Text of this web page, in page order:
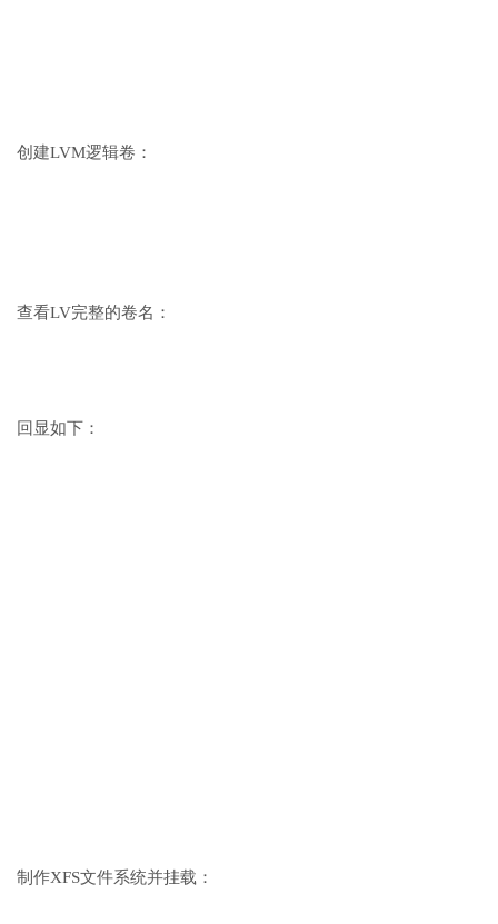
创建LVM逻辑卷：
查看LV完整的卷名：
回显如下：
制作XFS文件系统并挂载：